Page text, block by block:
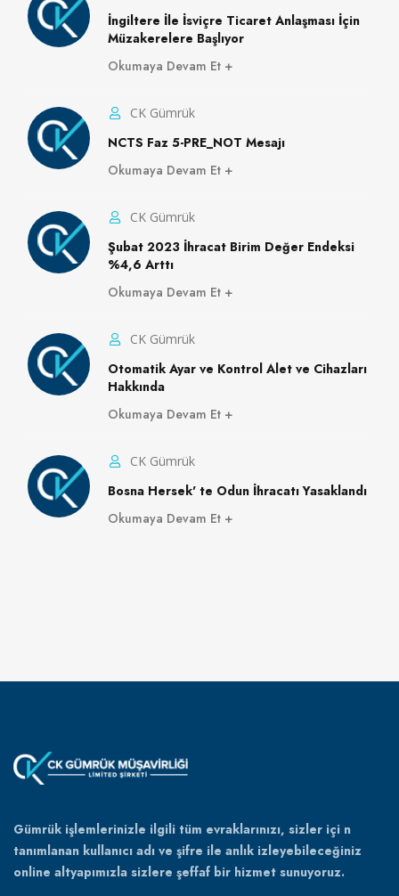
İngiltere İle İsviçre Ticaret Anlaşması İçin
Müzakerelere Başlıyor
Okumaya Devam Et
CK Gümrük
NCTS Faz 5-PRE_NOT Mesajı
Okumaya Devam Et
CK Gümrük
Şubat 2023 İhracat Birim Değer Endeksi
%4,6 Arttı
Okumaya Devam Et
CK Gümrük
Otomatik Ayar ve Kontrol Alet ve Cihazları
Hakkında
Okumaya Devam Et
CK Gümrük
Bosna Hersek' te Odun İhracatı Yasaklandı
Okumaya Devam Et
Gümrük işlemlerinizle ilgili tüm evraklarınızı, sizler içi n
tanımlanan kullanıcı adı ve şifre ile anlık izleyebileceğiniz
online altyapımızla sizlere şeffaf bir hizmet sunuyoruz.